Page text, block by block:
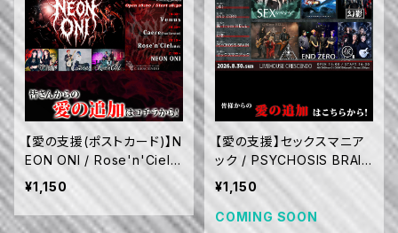
【愛の支援(ポストカード)】N
EON ONI / Rose'n'Ciel
(仙台) / Caere(from Cer
veteri) / Venus (8/15)
¥1,150
【愛の支援】セックスマニア
ック / PSYCHOSIS BRAIN
/ 幻影 / 鬼 from HELL / E
ND ZERO / (仮) (8/30)
¥1,150
COMING SOON